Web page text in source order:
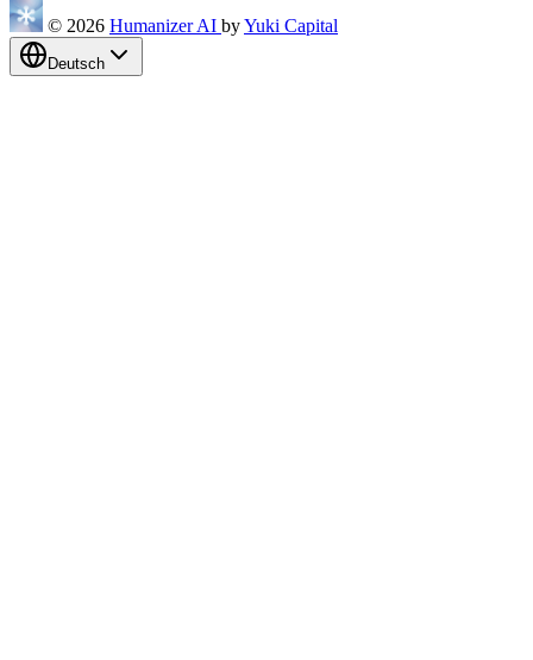
© 2026 Humanizer AI byYuki Capital
Deutsch